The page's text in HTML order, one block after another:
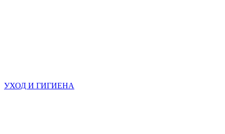
УХОД И ГИГИЕНА